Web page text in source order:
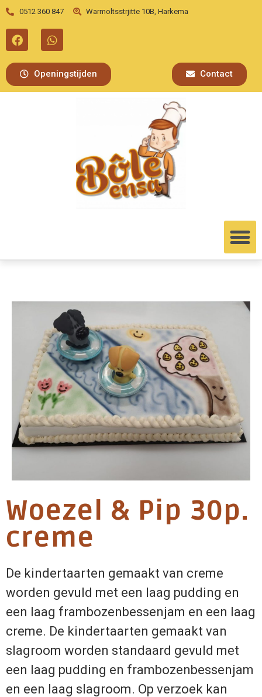
0512 360 847 Warmoltsstrjitte 10B, Harkema
Openingstijden Contact
Woezel & Pip 30p.
creme
De kindertaarten gemaakt van creme
worden gevuld met een laag pudding en
een laag frambozenbessenjam en een laag
creme. De kindertaarten gemaakt van
slagroom worden standaard gevuld met
een laag pudding en frambozenbessenjam
en een laag slagroom. Op verzoek kan